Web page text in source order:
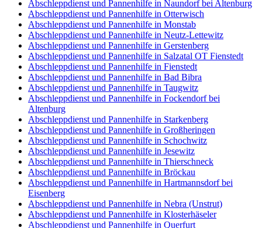
Abschleppdienst und Pannenhilfe in Naundorf bei Altenburg
Abschleppdienst und Pannenhilfe in Otterwisch
Abschleppdienst und Pannenhilfe in Monstab
Abschleppdienst und Pannenhilfe in Neutz-Lettewitz
Abschleppdienst und Pannenhilfe in Gerstenberg
Abschleppdienst und Pannenhilfe in Salzatal OT Fienstedt
Abschleppdienst und Pannenhilfe in Fienstedt
Abschleppdienst und Pannenhilfe in Bad Bibra
Abschleppdienst und Pannenhilfe in Taugwitz
Abschleppdienst und Pannenhilfe in Fockendorf bei
Altenburg
Abschleppdienst und Pannenhilfe in Starkenberg
Abschleppdienst und Pannenhilfe in Großheringen
Abschleppdienst und Pannenhilfe in Schochwitz
Abschleppdienst und Pannenhilfe in Jesewitz
Abschleppdienst und Pannenhilfe in Thierschneck
Abschleppdienst und Pannenhilfe in Bröckau
Abschleppdienst und Pannenhilfe in Hartmannsdorf bei
Eisenberg
Abschleppdienst und Pannenhilfe in Nebra (Unstrut)
Abschleppdienst und Pannenhilfe in Klosterhäseler
Abschleppdienst und Pannenhilfe in Querfurt